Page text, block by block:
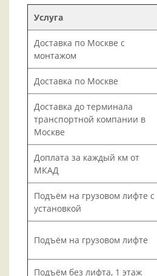
Услуга
Доставка по Москве с
монтажом
Доставка по Москве
Доставка до терминала
транспортной компании в
Москве
Доплата за каждый км от
МКАД
Подъём на грузовом лифте с
установкой
Подъём на грузовом лифте
Подъём без лифта, 1 этаж